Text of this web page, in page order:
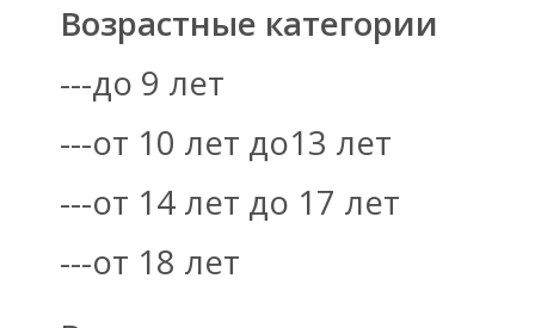
Возрастные категории
---до 9 лет
---от 10 лет до13 лет
---от 14 лет до 17 лет
---от 18 лет